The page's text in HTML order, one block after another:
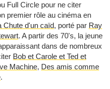
Full Circle pour ne citer
premier rôle au cinéma en
Chute d'un caïd, porté par Ray
. A partir des 70's, la jeune
dans de nombreux
Bob et Carole et Ted et
Machine, Des amis comme
.